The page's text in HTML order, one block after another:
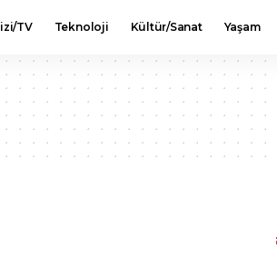
TV Teknoloji Kültür/Sanat Yaşam